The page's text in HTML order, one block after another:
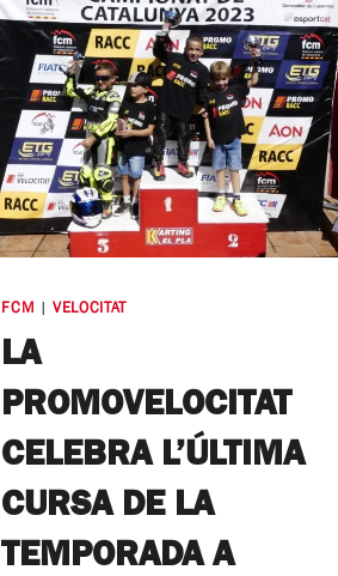
FCM |VELOCITAT
LA
PROMOVELOCITAT
CELEBRA L’ÚLTIMA
CURSA DE LA
TEMPORADA A